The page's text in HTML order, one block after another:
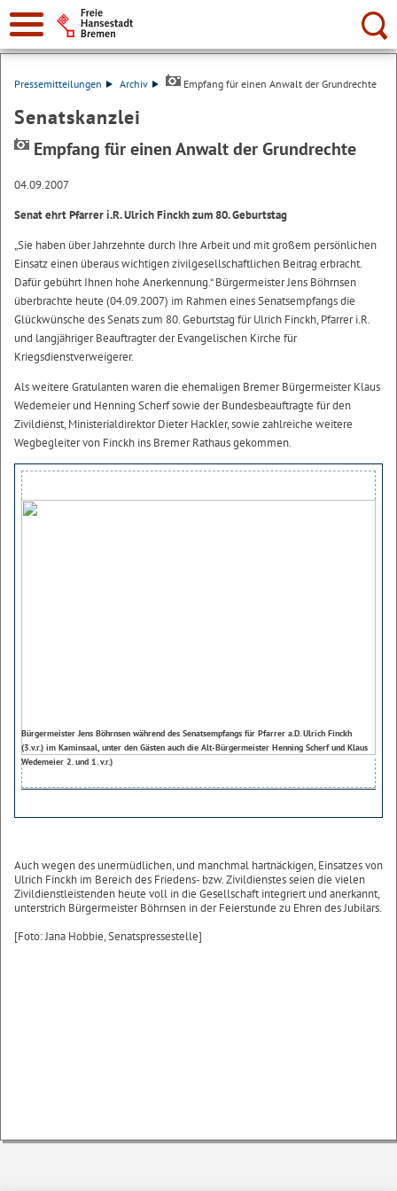
Suche:
Pressemitteilungen Archiv Empfang für einen Anwalt der Grundrechte
Senatskanzlei
Empfang für einen Anwalt der Grundrechte
04.09.2007
Senat ehrt Pfarrer i.R. Ulrich Finckh zum 80. Geburtstag
„Sie haben über Jahrzehnte durch Ihre Arbeit und mit großem persönlichen
Einsatz einen überaus wichtigen zivilgesellschaftlichen Beitrag erbracht.
Dafür gebührt Ihnen hohe Anerkennung.“ Bürgermeister Jens Böhrnsen
überbrachte heute (04.09.2007) im Rahmen eines Senatsempfangs die
Glückwünsche des Senats zum 80. Geburtstag für Ulrich Finckh, Pfarrer i.R.
und langjähriger Beauftragter der Evangelischen Kirche für
Kriegsdienstverweigerer.
Als weitere Gratulanten waren die ehemaligen Bremer Bürgermeister Klaus
Wedemeier und Henning Scherf sowie der Bundesbeauftragte für den
Zivildienst, Ministerialdirektor Dieter Hackler, sowie zahlreiche weitere
Wegbegleiter von Finckh ins Bremer Rathaus gekommen.
Bürgermeister Jens Böhrnsen während des Senatsempfangs für Pfarrer a.D. Ulrich Finckh
(3.v.r.) im Kaminsaal, unter den Gästen auch die Alt-Bürgermeister Henning Scherf und Klaus
Wedemeier 2. und 1. v.r.)
Auch wegen des unermüdlichen, und manchmal hartnäckigen, Einsatzes von
Ulrich Finckh im Bereich des Friedens- bzw. Zivildienstes seien die vielen
Zivildienstleistenden heute voll in die Gesellschaft integriert und anerkannt,
unterstrich Bürgermeister Böhrnsen in der Feierstunde zu Ehren des Jubilars.
[Foto: Jana Hobbie, Senatspressestelle]